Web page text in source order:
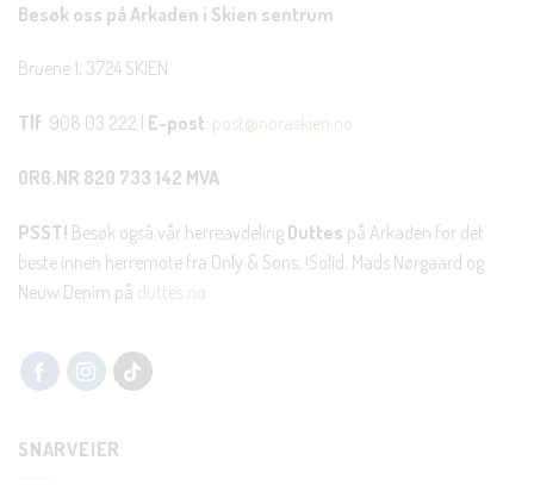
Besøk oss på Arkaden i Skien sentrum
Bruene 1, 3724 SKIEN
Tlf: 908 03 222 | E-post: post@noraskien.no
ORG.NR 820 733 142 MVA
PSST! Besøk også vår herreavdeling Duttes på Arkaden for det
beste innen herremote fra Only & Sons, !Solid, Mads Nørgaard og
Neuw Denim på duttes.no
SNARVEIER